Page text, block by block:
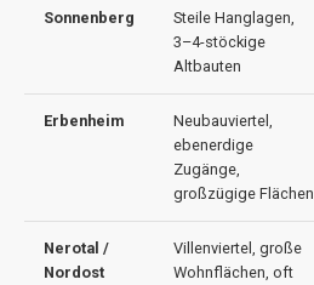
Sonnenberg
Steile Hanglagen,
3–4-stöckige
Altbauten
Erbenheim
Neubauviertel,
ebenerdige
Zugänge,
großzügige Flächen
Nerotal /
Nordost
Villenviertel, große
Wohnflächen, oft